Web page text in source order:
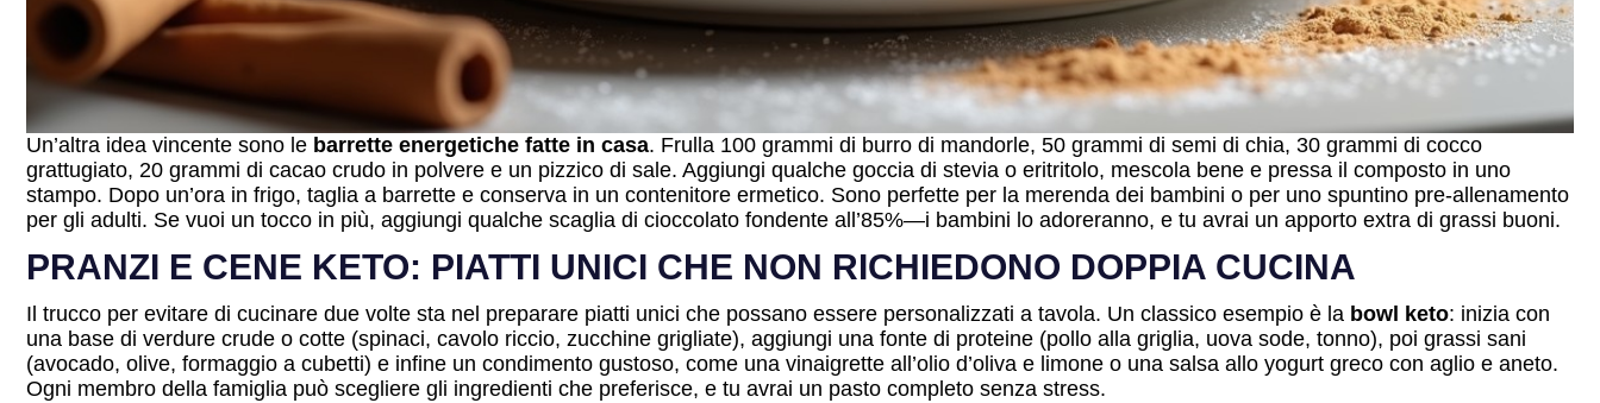
Un’altra idea vincente sono le barrette energetiche fatte in casa. Frulla 100 grammi di burro di mandorle, 50 grammi di semi di chia, 30 grammi di cocco
grattugiato, 20 grammi di cacao crudo in polvere e un pizzico di sale. Aggiungi qualche goccia di stevia o eritritolo, mescola bene e pressa il composto in uno
stampo. Dopo un’ora in frigo, taglia a barrette e conserva in un contenitore ermetico. Sono perfette per la merenda dei bambini o per uno spuntino pre-allenamento
per gli adulti. Se vuoi un tocco in più, aggiungi qualche scaglia di cioccolato fondente all’85%—i bambini lo adoreranno, e tu avrai un apporto extra di grassi buoni.
PRANZI E CENE KETO: PIATTI UNICI CHE NON RICHIEDONO DOPPIA CUCINA
Il trucco per evitare di cucinare due volte sta nel preparare piatti unici che possano essere personalizzati a tavola. Un classico esempio è la bowl keto: inizia con
una base di verdure crude o cotte (spinaci, cavolo riccio, zucchine grigliate), aggiungi una fonte di proteine (pollo alla griglia, uova sode, tonno), poi grassi sani
(avocado, olive, formaggio a cubetti) e infine un condimento gustoso, come una vinaigrette all’olio d’oliva e limone o una salsa allo yogurt greco con aglio e aneto.
Ogni membro della famiglia può scegliere gli ingredienti che preferisce, e tu avrai un pasto completo senza stress.